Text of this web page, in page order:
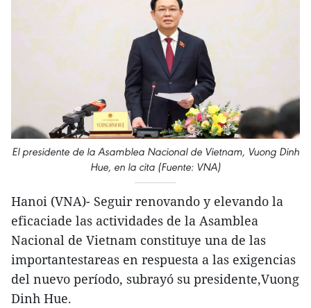
El presidente de la Asamblea Nacional de Vietnam, Vuong Dinh
Hue, en la cita (Fuente: VNA)
Hanoi (VNA)- Seguir renovando y elevando la
eficaciade las actividades de la Asamblea
Nacional de Vietnam constituye una de las
importantestareas en respuesta a las exigencias
del nuevo período, subrayó su presidente,Vuong
Dinh Hue.